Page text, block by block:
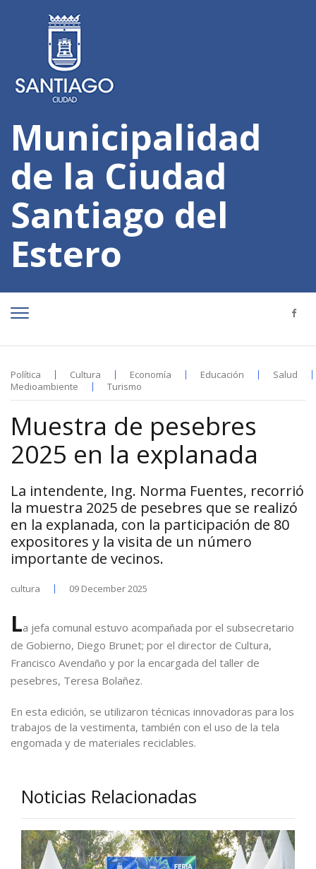
Municipalidad
de la Ciudad
Santiago del
Estero
Política Cultura Economía Educación
Salud
Medioambiente
Turismo
Muestra de pesebres
2025 en la explanada
La intendente, Ing. Norma Fuentes, recorrió
la muestra 2025 de pesebres que se realizó
en la explanada, con la participación de 80
expositores y la visita de un número
importante de vecinos.
cultura 09 December 2025
La jefa comunal estuvo acompañada por el subsecretario
de Gobierno, Diego Brunet; por el director de Cultura,
Francisco Avendaño y por la encargada del taller de
pesebres, Teresa Bolañez.
En esta edición, se utilizaron técnicas innovadoras para los
trabajos de la vestimenta, también con el uso de la tela
engomada y de materiales reciclables.
Noticias Relacionadas